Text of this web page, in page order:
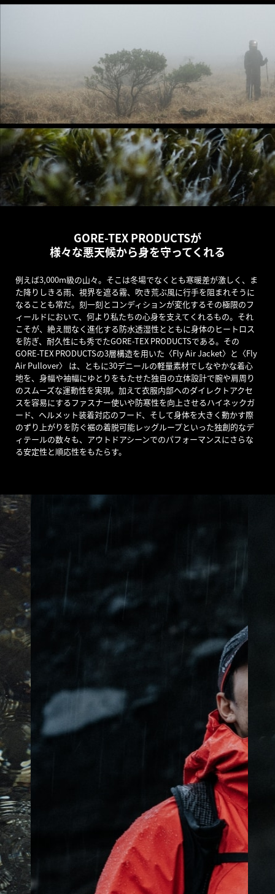
GORE-TEX PRODUCTSが
様々な悪天候から身を守ってくれる
例えば3,000m級の山々。そこは冬場でなくとも寒暖差が激しく、ま
た降りしきる雨、視界を遮る霧、吹き荒ぶ風に行手を阻まれそうに
なることも常だ。刻一刻とコンディションが変化するその極限のフ
ィールドにおいて、何より私たちの心身を支えてくれるもの。それ
こそが、絶え間なく進化する防水透湿性とともに身体のヒートロス
を防ぎ、耐久性にも秀でたGORE-TEX PRODUCTSである。その
GORE-TEX PRODUCTSの3層構造を用いた〈Fly Air Jacket〉と〈Fly
Air Pullover〉 は、ともに30デニールの軽量素材でしなやかな着心
地を、身幅や袖幅にゆとりをもたせた独自の立体設計で腕や肩周り
のスムーズな運動性を実現。加えて衣服内部へのダイレクトアクセ
スを容易にするファスナー使いや防寒性を向上させるハイネックガ
ード、ヘルメット装着対応のフード、そして身体を大きく動かす際
のずり上がりを防ぐ裾の着脱可能レッグループといった独創的なデ
ィテールの数々も、アウトドアシーンでのパフォーマンスにさらな
る安定性と順応性をもたらす。